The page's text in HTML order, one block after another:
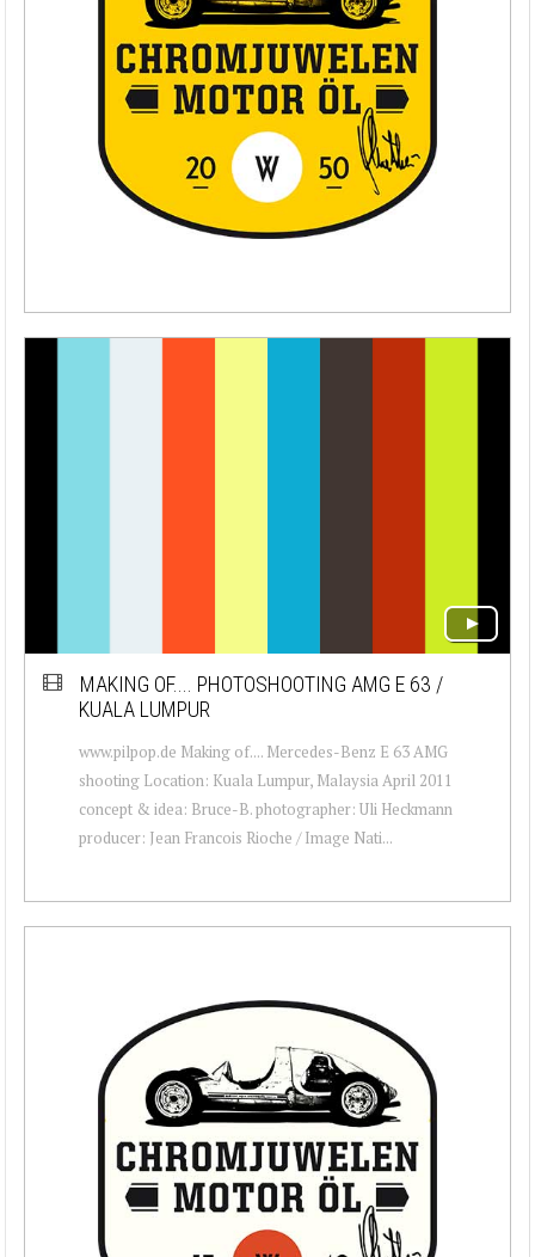
MAKING OF.... PHOTOSHOOTING AMG E 63 /
KUALA LUMPUR
www.pilpop.de Making of.... Mercedes-Benz E 63 AMG
shooting Location: Kuala Lumpur, Malaysia April 2011
concept & idea: Bruce-B. photographer: Uli Heckmann
producer: Jean Francois Rioche / Image Nati...